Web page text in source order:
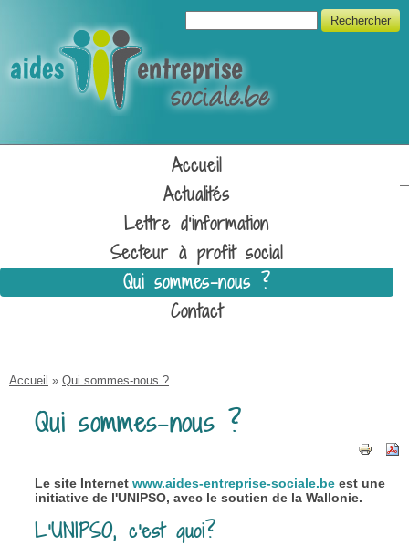
Unipso
Formulaire de recherche
Rechercher
Accueil
Actualités
Lettre d'information
Secteur à profit social
Qui sommes-nous ?
Contact
Vous êtes ici
Accueil » Qui sommes-nous ?
Qui sommes-nous ?
Le site Internet www.aides-entreprise-sociale.be est une
initiative de l'UNIPSO, avec le soutien de la Wallonie.
L'UNIPSO, c'est quoi?